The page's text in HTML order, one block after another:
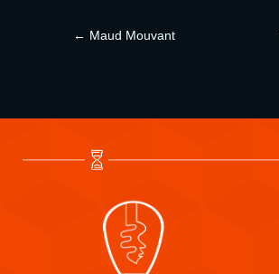
← Maud Mouvant